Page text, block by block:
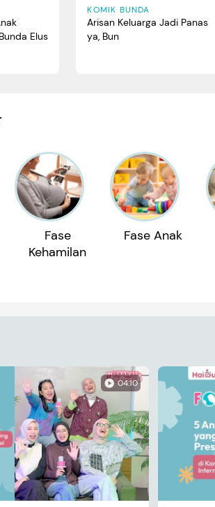
Elus
KOMIK BUNDA
Arisan Keluarga Jadi Panas
ya, Bun
Fase
Kehamilan
Fase Anak
04:10